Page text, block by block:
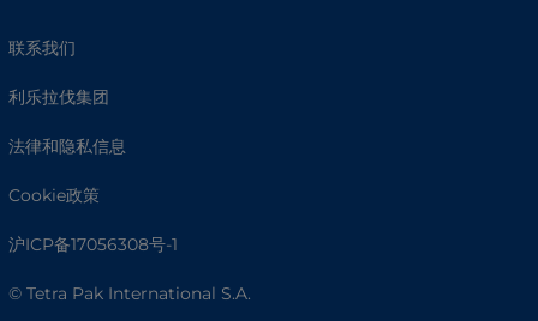
联系我们
利乐拉伐集团
法律和隐私信息
Cookie政策
沪ICP备17056308号-1
© Tetra Pak International S.A.